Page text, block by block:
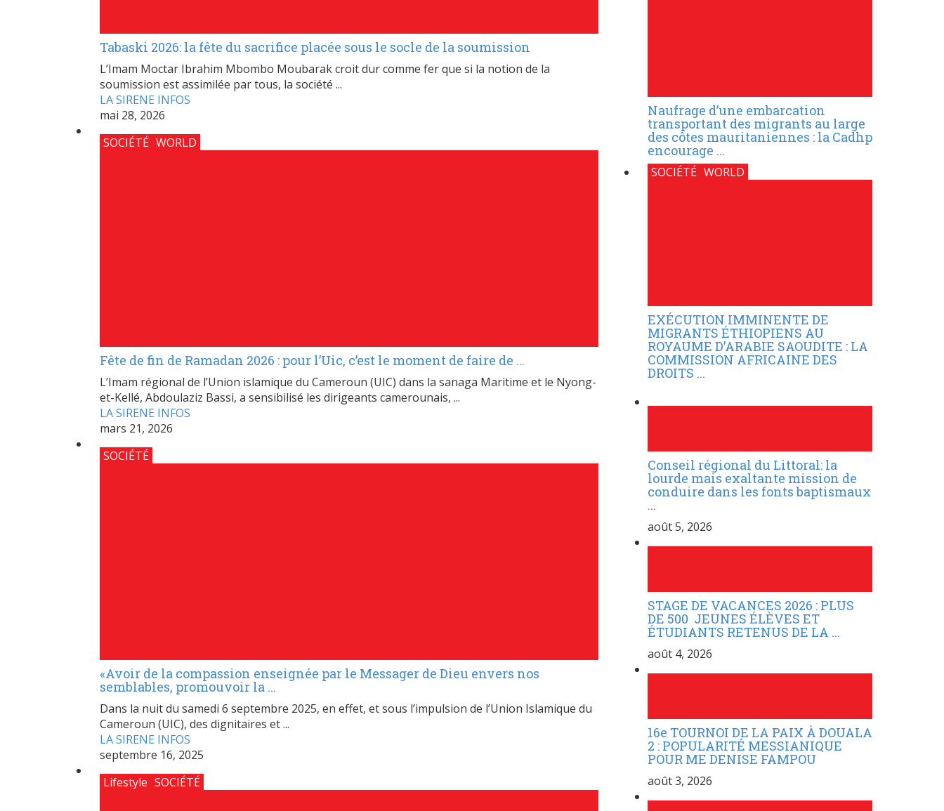
Tabaski 2026: la fête du sacrifice placée sous le socle de la soumission
L’Imam Moctar Ibrahim Mbombo Moubarak croit dur comme fer que si la notion de la
soumission est assimilée par tous, la société ...
LA SIRENE INFOS
mai 28, 2026
SOCIÉTÉ WORLD
Fête de fin de Ramadan 2026 : pour l’Uic, c’est le moment de faire de ...
L’Imam régional de l’Union islamique du Cameroun (UIC) dans la sanaga Maritime et le Nyong-
et-Kellé, Abdoulaziz Bassi, a sensibilisé les dirigeants camerounais, ...
LA SIRENE INFOS
mars 21, 2026
SOCIÉTÉ
«Avoir de la compassion enseignée par le Messager de Dieu envers nos
semblables, promouvoir la ...
Dans la nuit du samedi 6 septembre 2025, en effet, et sous l’impulsion de l’Union Islamique du
Cameroun (UIC), des dignitaires et ...
LA SIRENE INFOS
septembre 16, 2025
Lifestyle SOCIÉTÉ
Naufrage d’une embarcation
transportant des migrants au large
des côtes mauritaniennes : la Cadhp
encourage ...
SOCIÉTÉ WORLD
EXÉCUTION IMMINENTE DE
MIGRANTS ÉTHIOPIENS AU
ROYAUME D’ARABIE SAOUDITE : LA
COMMISSION AFRICAINE DES
DROITS ...
Conseil régional du Littoral: la
lourde mais exaltante mission de
conduire dans les fonts baptismaux
...
août 5, 2026
STAGE DE VACANCES 2026 : PLUS
DE 500 JEUNES ÉLÈVES ET
ÉTUDIANTS RETENUS DE LA ...
août 4, 2026
16e TOURNOI DE LA PAIX À DOUALA
2 : POPULARITÉ MESSIANIQUE
POUR ME DENISE FAMPOU
août 3, 2026